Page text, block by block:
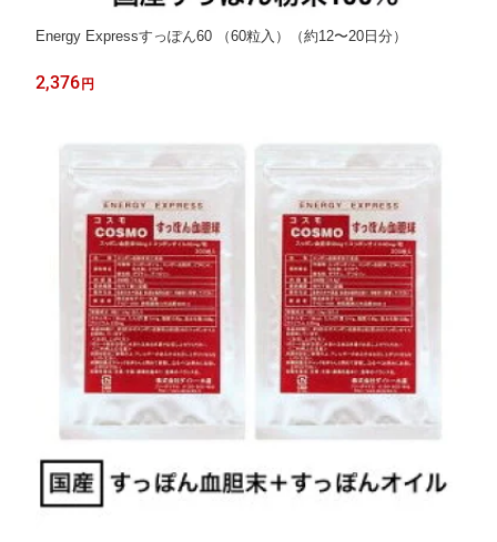
Energy Expressすっぽん60 （60粒入）（約12〜20日分）
2,376円